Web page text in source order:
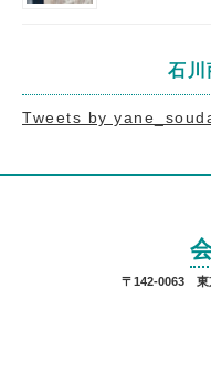
石
Tweets by
〒142-0063 東